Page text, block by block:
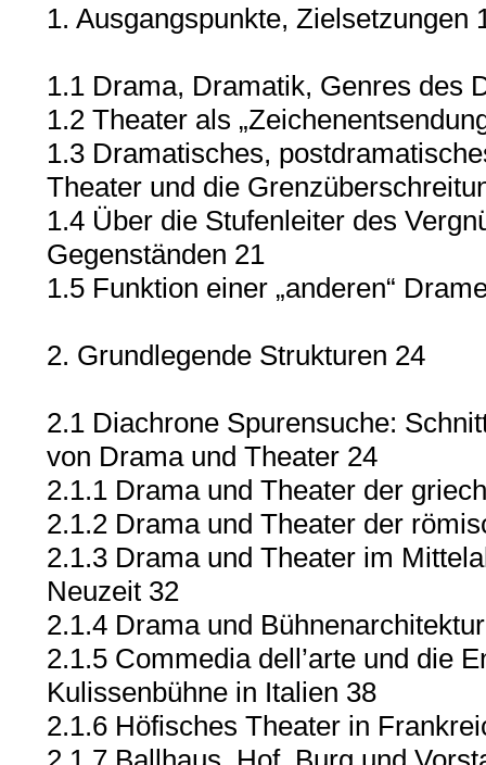
1. Ausgangspunkte, Zielsetzungen
1.1 Drama, Dramatik, Genres des
1.2 Theater als
1.3 Dramatisches,
Theater und die
1.4 Über die Stufenleiter des
Gegenständen 21
1.5 Funktion einer „anderen“
2. Grundlegende Strukturen 24
2.1 Diachrone Spurensuche:
von Drama und Theater 24
2.1.1 Drama und Theater der
2.1.2 Drama und Theater der
2.1.3 Drama und Theater im
Neuzeit 32
2.1.4 Drama und
2.1.5 Commedia dell’arte und die
Kulissenbühne in Italien 38
2.1.6 Höfisches Theater in